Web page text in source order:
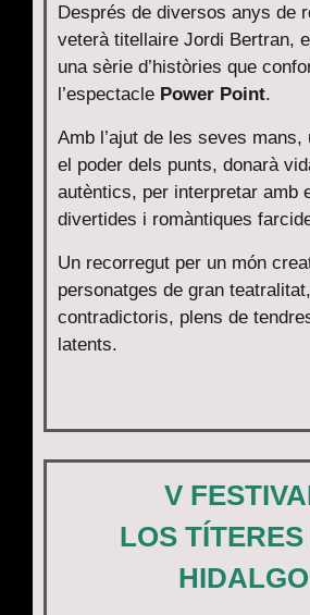
Després de diversos anys de
veterà titellaire Jordi Bertran,
una sèrie d’històries que
l’espectacle Power Point.
Amb l’ajut de les seves mans,
el poder dels punts, donarà
autèntics, per interpretar amb
divertides i romàntiques
Un recorregut per un món
personatges de gran
contradictoris, plens de
latents.
V
LOS
HIDALGO